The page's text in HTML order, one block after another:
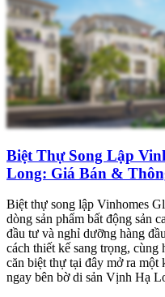
Biệt Thự Song Lập
Long: Giá Bán &
Biệt thự song lập Vinhomes
dòng sản phẩm bất động sản
đầu tư và nghỉ dưỡng hàng
cách thiết kế sang trọng, cùng
căn biệt thự tại đây mở ra một
ngay bên bờ di sản Vịnh Hạ